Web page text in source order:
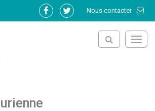
Nous contacter
Lien
Lien